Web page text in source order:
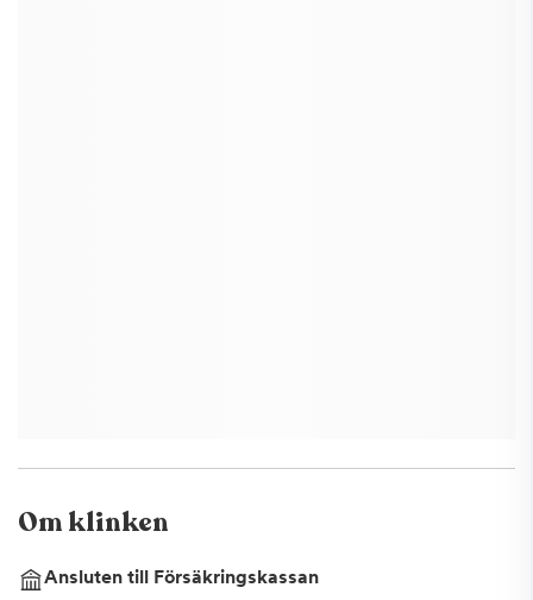
Om klinken
Ansluten till Försäkringskassan